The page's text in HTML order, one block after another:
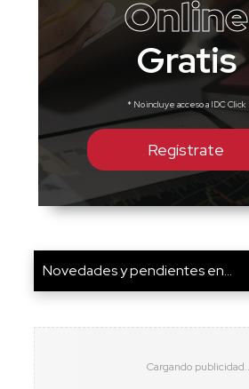
Online
Gratis
* No incluye acceso a IDC Click
Regístrate
Novedades y pendientes en...